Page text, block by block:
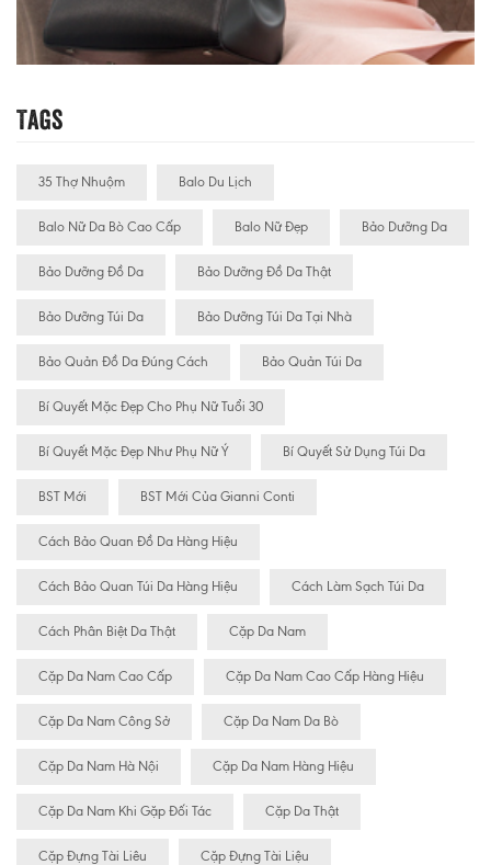
Tags
35 Thợ Nhuộm Balo Du Lịch
Balo Nữ Da Bò Cao Cấp Balo Nữ Đẹp Bảo Dưỡng Da
Bảo Dưỡng Đồ Da Bảo Dưỡng Đồ Da Thật
Bảo Dưỡng Túi Da Bảo Dưỡng Túi Da Tại Nhà
Bảo Quản Đồ Da Đúng Cách Bảo Quản Túi Da
Bí Quyết Mặc Đẹp Cho Phụ Nữ Tuổi 30
Bí Quyết Mặc Đẹp Như Phụ Nữ Ý Bí Quyết Sử Dụng Túi Da
BST Mới BST Mới Của Gianni Conti
Cách Bảo Quan Đồ Da Hàng Hiệu
Cách Bảo Quan Túi Da Hàng Hiệu Cách Làm Sạch Túi Da
Cách Phân Biệt Da Thật Cặp Da Nam
Cặp Da Nam Cao Cấp Cặp Da Nam Cao Cấp Hàng Hiệu
Cặp Da Nam Công Sở Cặp Da Nam Da Bò
Cặp Da Nam Hà Nội Cặp Da Nam Hàng Hiệu
Cặp Da Nam Khi Gặp Đối Tác Cặp Da Thật
Cặp Đựng Tài Liêu Cặp Đựng Tài Liệu